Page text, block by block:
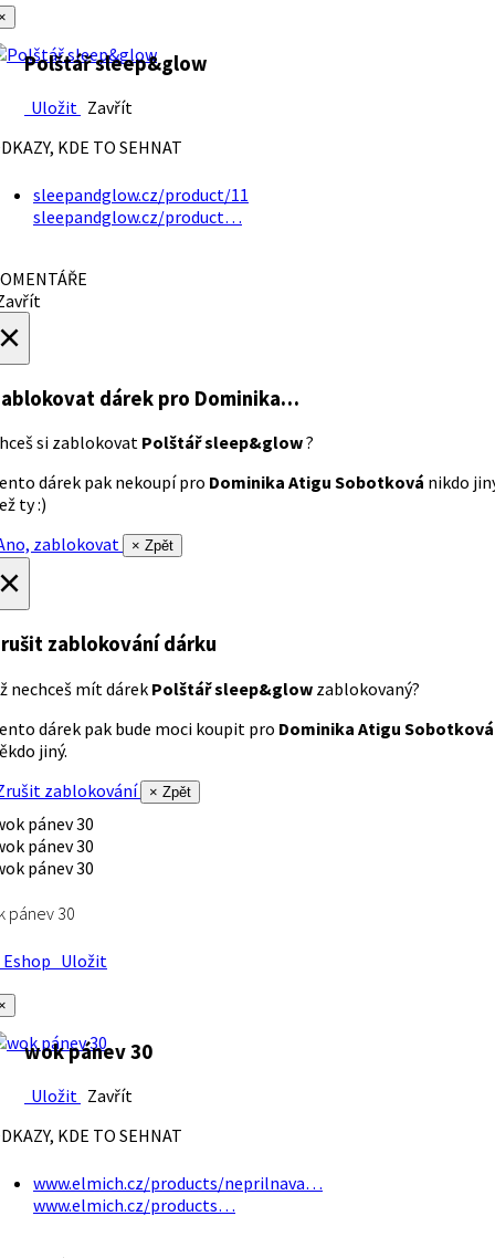
Polštář sleep&glow
Uložit Zavřít
KDE TO SEHNAT
sleepandglow.cz/product/11
sleepandglow.cz/product…
dárek pro Dominika…
si zablokovat Polštář sleep&glow?
dárek pak nekoupí pro Dominika Atigu Sobotková nikdo
ty :)
zablokovat
× Zpět
zablokování dárku
nechceš mít dárek Polštář sleep&glow zablokovaný?
dárek pak bude moci koupit pro Dominika Atigu Sobotková
jiný.
zablokování
× Zpět
pánev 30
Uložit
wok pánev 30
Uložit Zavřít
KDE TO SEHNAT
www.elmich.cz/products/neprilnava…
www.elmich.cz/products…